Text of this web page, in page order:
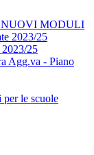
NUOVI MODULI
2023/25
2023/25
Agg.va - Piano
le scuole